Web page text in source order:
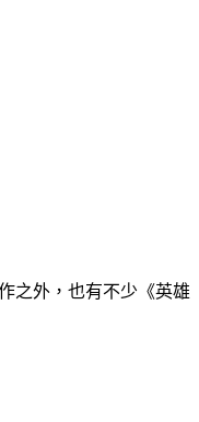
之外，也有不少《英雄